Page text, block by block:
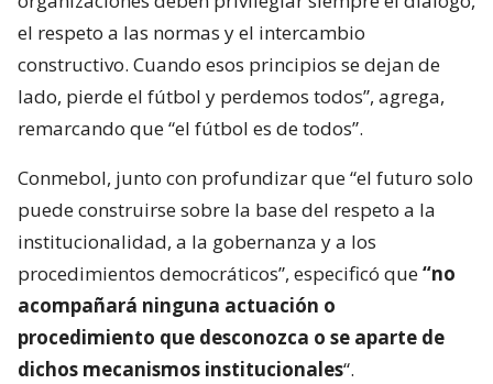
el respeto a las normas y el intercambio
constructivo. Cuando esos principios se dejan de
lado, pierde el fútbol y perdemos todos”, agrega,
remarcando que “el fútbol es de todos”.
Conmebol, junto con profundizar que “el futuro solo
puede construirse sobre la base del respeto a la
institucionalidad, a la gobernanza y a los
procedimientos democráticos”, especificó que“no
acompañará ninguna actuación o
procedimiento que desconozca o se aparte de
dichos mecanismos institucionales“.